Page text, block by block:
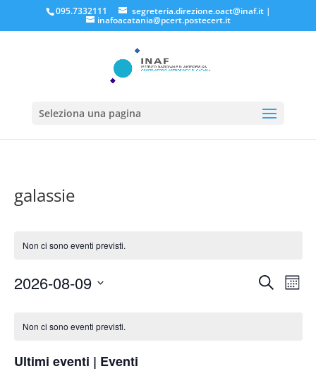
095.7332111 segreteria.direzione.oact@inaf.it|
inafoacatania@pcert.postecert.it
Seleziona una pagina
galassie
Non ci sono eventi previsti.
Eventi
CercaMese
2026-08-09
data.
di
Eventi
Non ci sono eventi previsti.
Ultimi eventi | Eventi